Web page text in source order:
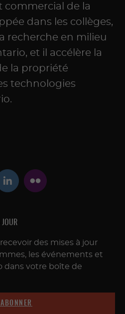
commercial de la
dans les collèges,
recherche en milieu
et il accélère la
la propriété
technologies
JOUR
des mises à jour
les événements et
dans votre boîte de